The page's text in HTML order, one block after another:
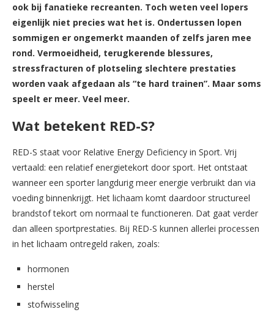
ook bij fanatieke recreanten. Toch weten veel lopers
eigenlijk niet precies wat het is. Ondertussen lopen
sommigen er ongemerkt maanden of zelfs jaren mee
rond. Vermoeidheid, terugkerende blessures,
stressfracturen of plotseling slechtere prestaties
worden vaak afgedaan als “te hard trainen”. Maar soms
speelt er meer. Veel meer.
Wat betekent RED-S?
RED-S staat voor Relative Energy Deficiency in Sport. Vrij
vertaald: een relatief energietekort door sport. Het ontstaat
wanneer een sporter langdurig meer energie verbruikt dan via
voeding binnenkrijgt. Het lichaam komt daardoor structureel
brandstof tekort om normaal te functioneren. Dat gaat verder
dan alleen sportprestaties. Bij RED-S kunnen allerlei processen
in het lichaam ontregeld raken, zoals:
hormonen
herstel
stofwisseling